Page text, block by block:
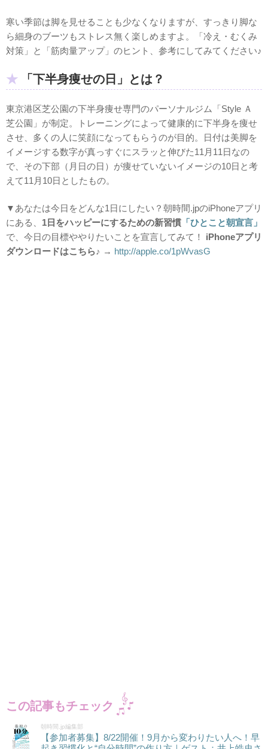
寒い季節は脚を見せることも少なくなりますが、すっきり脚な
ら細身のブーツもストレス無く楽しめますよ。「冷え・むくみ
対策」と「筋肉量アップ」のヒント、参考にしてみてください♪
「下半身痩せの日」とは？
東京港区芝公園の下半身痩せ専門のパーソナルジム「Style Ａ
芝公園」が制定。トレーニングによって健康的に下半身を痩せ
させ、多くの人に笑顔になってもらうのが目的。日付は美脚を
イメージする数字が真っすぐにスラッと伸びた11月11日なの
で、その下部（月日の日）が痩せていないイメージの10日と考
えて11月10日としたもの。
▼あなたは今日をどんな1日にしたい？朝時間.jpのiPhoneアプリ
にある、 1日をハッピーにするための新習慣 「ひとこと朝宣言」
で、今日の目標ややりたいことを宣言してみて！
iPhoneアプリ
ダウンロードはこちら♪ → http://apple.co/1pWvasG
この記事もチェック
朝時間.jp編集部
【参加者募集】8/22開催！9月から変わりたい人へ！早